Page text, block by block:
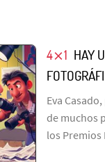
4⨯1 HAY
Eva
de muchos
los Premios